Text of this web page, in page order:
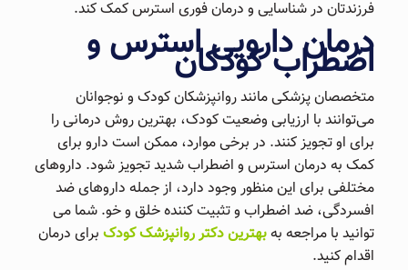
فرزندتان در شناسایی و درمان فوری استرس کمک کند.
درمان دارویی استرس و
اضطراب کودکان
متخصصان پزشکی مانند روانپزشکان کودک و نوجوانان
می‌توانند با ارزیابی وضعیت کودک، بهترین روش درمانی را
برای او تجویز کنند. در برخی موارد، ممکن است دارو برای
کمک به درمان استرس و اضطراب شدید تجویز شود. داروهای
مختلفی برای این منظور وجود دارد، از جمله داروهای ضد
افسردگی، ضد اضطراب و تثبیت کننده خلق و خو. شما می
توانید با مراجعه بهبهترین دکتر روانپزشک کودکبرای درمان
اقدام کنید.